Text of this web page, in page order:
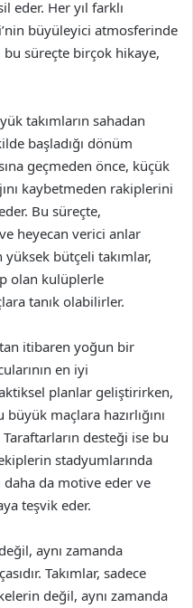
eder. Her yıl farklı
büyüleyici atmosferinde
süreçte birçok hikaye,
takımların sahadan
başladığı dönüm
geçmeden önce, küçük
kaybetmeden rakiplerini
Bu süreçte,
heyecan verici anlar
yüksek bütçeli takımlar,
olan kulüplerle
tanık olabilirler.
itibaren yoğun bir
en iyi
planlar geliştirirken,
maçlara hazırlığını
desteği ise bu
stadyumlarında
daha da motive eder ve
teşvik eder.
aynı zamanda
Takımlar, sadece
değil, aynı zamanda